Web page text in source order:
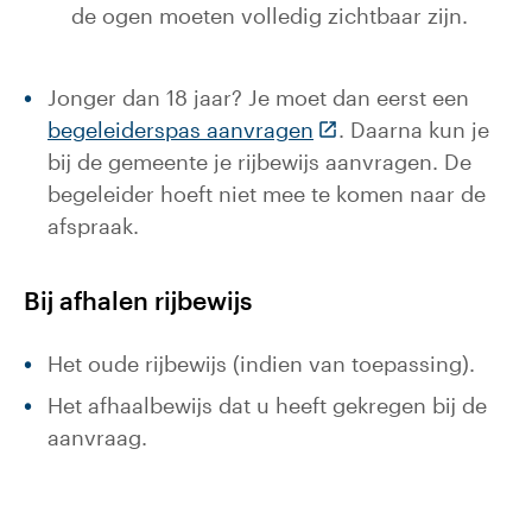
de ogen moeten volledig zichtbaar zijn.
Jonger dan 18 jaar? Je moet dan eerst een
begeleiderspas aanvragen (Deze link gaat naar
. Daarna kun je
bij de gemeente je rijbewijs aanvragen. De
begeleider hoeft niet mee te komen naar de
afspraak.
Bij afhalen rijbewijs
Het oude rijbewijs (indien van toepassing).
Het afhaalbewijs dat u heeft gekregen bij de
aanvraag.